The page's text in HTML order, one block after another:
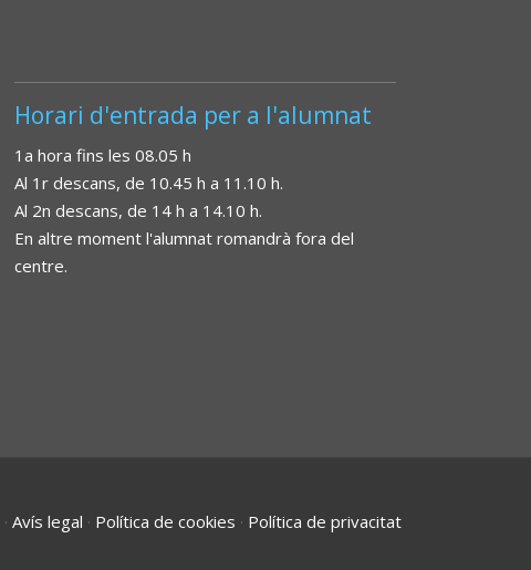
Horari d'entrada per a l'alumnat
1a hora fins les 08.05 h
Al 1r descans, de 10.45 h a 11.10 h.
Al 2n descans, de 14 h a 14.10 h.
En altre moment l'alumnat romandrà fora del
centre.
· Avís legal · Política de cookies · Política de privacitat